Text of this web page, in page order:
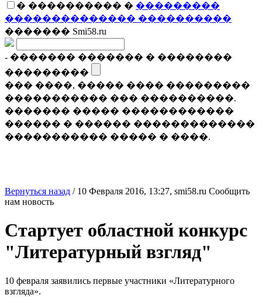
� ���������� � ���������
�������������� ����������
������� Smi58.ru
- ������� ������� � ��������
���������
��� ����, ����� ���� ���������
����������� ��� ����������.
������� ����� ������������
������ � ������ �������������
����������� ����� � ����.
Вернуться назад / 10 Февраля 2016, 13:27, smi58.ru Сообщить
нам новость
Стартует областной конкурс
"Литературный взгляд"
10 февраля заявились первые участники «Литературного
взгляда».